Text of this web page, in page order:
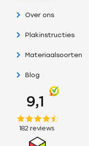
Over ons
Plakinstructies
Materiaalsoorten
Blog